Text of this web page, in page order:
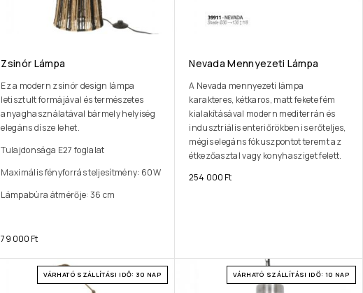
Zsinór Lámpa
Ez a modern zsinór design lámpa
letisztult formájával és természetes
anyaghasználatával bármely helyiség
elegáns dísze lehet.
Tulajdonsága E27 foglalat
Maximális fényforrás teljesítmény: 60W
Lámpabúra átmérője: 36 cm
79 000 Ft
Nevada Mennyezeti Lámpa
A Nevada mennyezeti lámpa
karakteres, kétkaros, matt fekete fém
kialakításával modern mediterrán és
indusztriális enteriőrökben is erőteljes,
mégis elegáns fókuszpontot teremt az
étkezőasztal vagy konyhasziget felett.
254 000 Ft
VÁRHATÓ SZÁLLÍTÁSI IDŐ: 30 NAP VÁRHATÓ SZÁLLÍTÁSI IDŐ: 10 NAP